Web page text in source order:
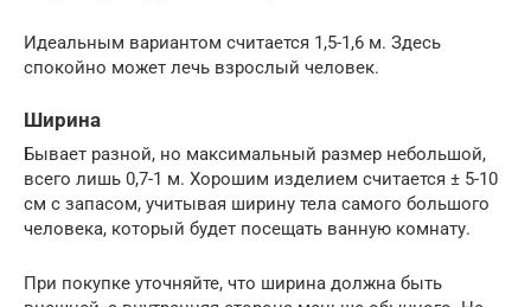
Идеальным вариантом считается 1,5-1,6 м. Здесь
спокойно может лечь взрослый человек.
Ширина
Бывает разной, но максимальный размер небольшой,
всего лишь 0,7-1 м. Хорошим изделием считается ± 5-10
см с запасом, учитывая ширину тела самого большого
человека, который будет посещать ванную комнату.
При покупке уточняйте, что ширина должна быть